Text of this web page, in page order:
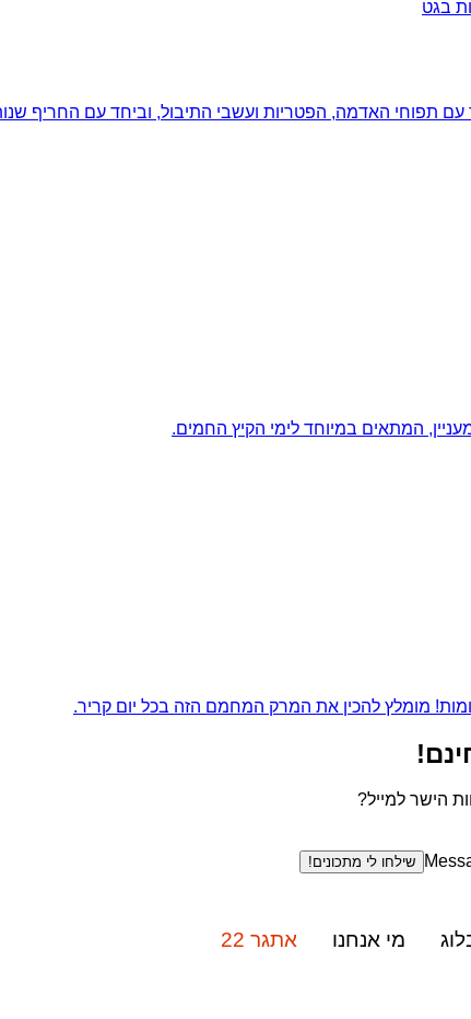
תפוחי האדמה, הפטריות ועשבי התיבול, וביחד עם החריף
המתאים במיוחד לימי הקיץ החמים.
מומלץ להכין את המרק המחמם הזה בכל יום קריר.
הישר למייל?
שילחו לי מתכונים!
מי אנחנו אתגר 22